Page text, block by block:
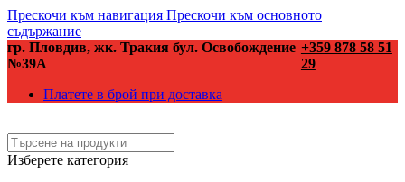
Прескочи към навигация Прескочи към основното
съдържание
гр. Пловдив, жк. Тракия бул. Освобождение
№39А
+359 878 58 51
29
Платете в брой при доставка
Изберете категория